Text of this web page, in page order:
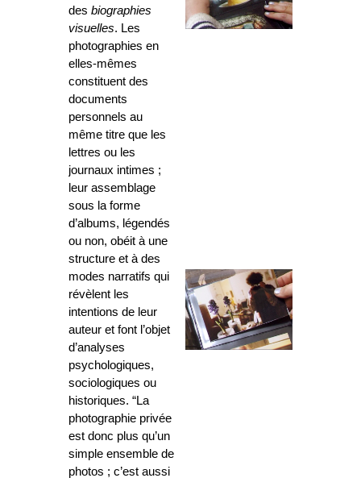
des biographies
visuelles. Les
photographies en
elles-mêmes
constituent des
documents
personnels au
même titre que les
lettres ou les
journaux intimes ;
leur assemblage
sous la forme
d’albums, légendés
ou non, obéit à une
structure et à des
modes narratifs qui
révèlent les
intentions de leur
auteur et font l’objet
d’analyses
psychologiques,
sociologiques ou
historiques. “La
photographie privée
est donc plus qu’un
simple ensemble de
photos ; c’est aussi